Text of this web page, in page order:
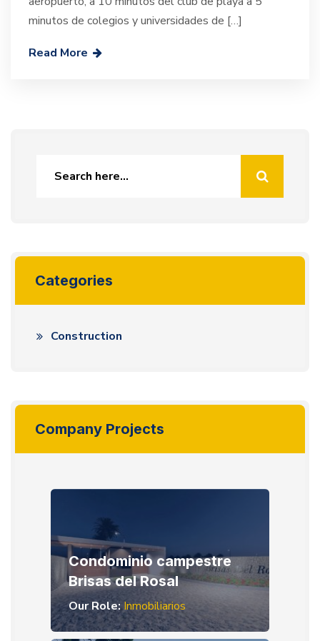
minutos de colegios y universidades de […]
Read More
Categories
Construction
Company Projects
Condominio campestre
Brisas del Rosal
Our Role:Inmobiliarios